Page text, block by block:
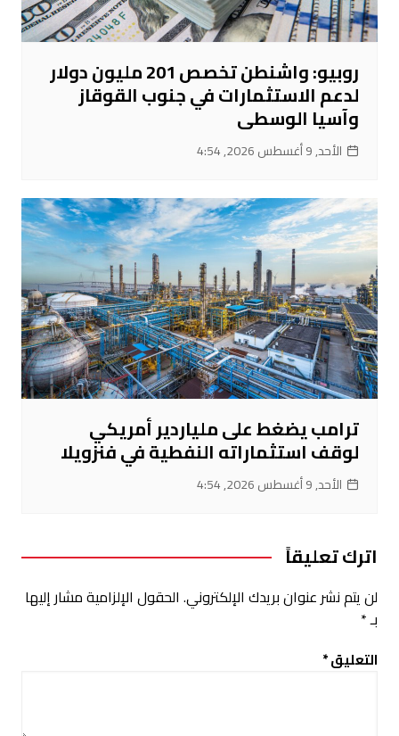
روبيو: واشنطن تخصص 201 مليون دولار
لدعم الاستثمارات في جنوب القوقاز
وآسيا الوسطى
الأحد, 9 أغسطس 2026, 4:54
ترامب يضغط على ملياردير أمريكي
لوقف استثماراته النفطية في فنزويلا
الأحد, 9 أغسطس 2026, 4:54
اترك تعليقاً
لن يتم نشر عنوان بريدك الإلكتروني. الحقول الإلزامية مشار إليها
بـ*
التعليق*